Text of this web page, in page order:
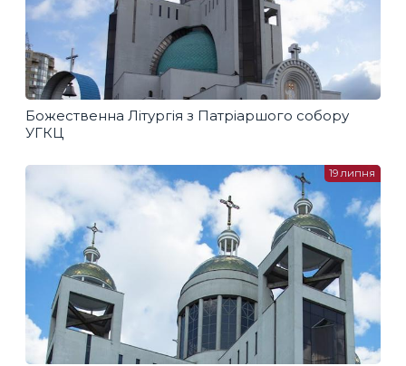
Божественна Літургія з Патріаршого собору
УГКЦ
19 липня